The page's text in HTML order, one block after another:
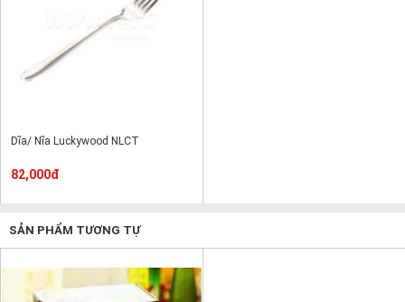
Dĩa/ Nĩa Luckywood NLCT
82,000đ
SẢN PHẨM TƯƠNG TỰ